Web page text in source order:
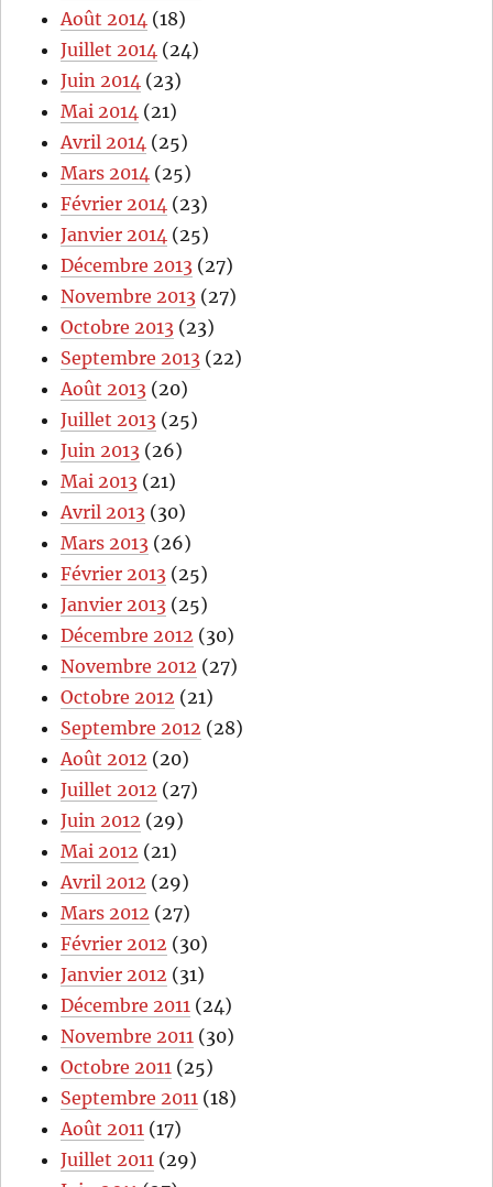
Août 2014 (18)
Juillet 2014 (24)
Juin 2014 (23)
Mai 2014 (21)
Avril 2014 (25)
Mars 2014 (25)
Février 2014 (23)
Janvier 2014 (25)
Décembre 2013 (27)
Novembre 2013 (27)
Octobre 2013 (23)
Septembre 2013 (22)
Août 2013 (20)
Juillet 2013 (25)
Juin 2013 (26)
Mai 2013 (21)
Avril 2013 (30)
Mars 2013 (26)
Février 2013 (25)
Janvier 2013 (25)
Décembre 2012 (30)
Novembre 2012 (27)
Octobre 2012 (21)
Septembre 2012 (28)
Août 2012 (20)
Juillet 2012 (27)
Juin 2012 (29)
Mai 2012 (21)
Avril 2012 (29)
Mars 2012 (27)
Février 2012 (30)
Janvier 2012 (31)
Décembre 2011 (24)
Novembre 2011 (30)
Octobre 2011 (25)
Septembre 2011 (18)
Août 2011 (17)
Juillet 2011 (29)